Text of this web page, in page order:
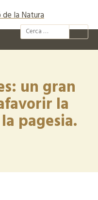
@xcn.cat
un gran
la
pagesia.